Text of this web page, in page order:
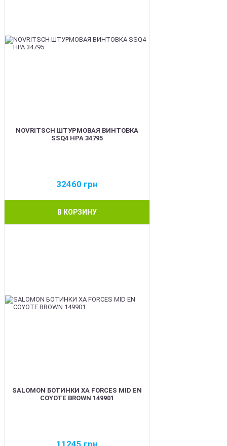
NOVRITSCH ШТУРМОВАЯ ВИНТОВКА
SSQ4 HPA 34795
32460 грн
В КОРЗИНУ
SALOMON БОТИНКИ XA FORCES MID EN
COYOTE BROWN 149901
11245 грн